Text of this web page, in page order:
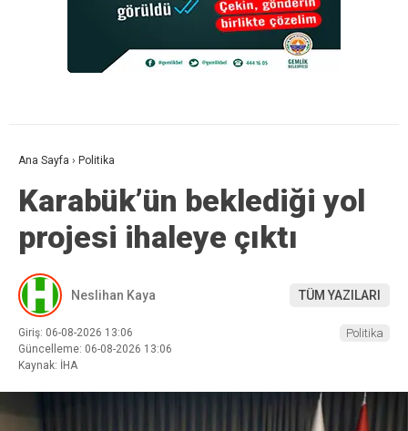
Ana Sayfa › Politika
Karabük’ün beklediği yol
projesi ihaleye çıktı
Neslihan Kaya TÜM YAZILARI
Giriş: 06-08-2026 13:06
Güncelleme: 06-08-2026 13:06
Kaynak: İHA
Politika